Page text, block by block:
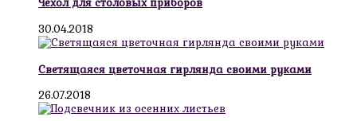
Чехол для столовых приборов
30.04.2018
Светящаяся цветочная гирлянда своими руками
26.07.2018